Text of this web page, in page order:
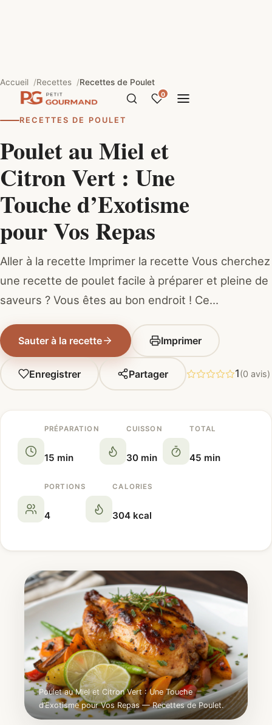
0
Accueil Recettes Recettes de Poulet
RECETTES DE POULET
Poulet au Miel et
Citron Vert : Une
Touche d’Exotisme
pour Vos Repas
Aller à la recette Imprimer la recette Vous cherchez
une recette de poulet facile à préparer et pleine de
saveurs ? Vous êtes au bon endroit ! Ce…
Sauter à la recette Imprimer
Enregistrer Partager 1(0 avis)
PRÉPARATION
15 min
CUISSON
30 min
TOTAL
45 min
PORTIONS
4
CALORIES
304 kcal
Poulet au Miel et Citron Vert : Une Touche
d’Exotisme pour Vos Repas — Recettes de Poulet.